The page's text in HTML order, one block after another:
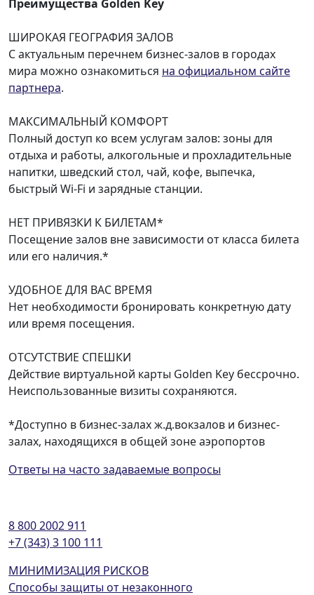
Преимущества Golden Key
ШИРОКАЯ ГЕОГРАФИЯ ЗАЛОВ
С актуальным перечнем бизнес-залов в городах
мира можно ознакомиться на официальном сайте
партнера.
МАКСИМАЛЬНЫЙ КОМФОРТ
Полный доступ ко всем услугам залов: зоны для
отдыха и работы, алкогольные и прохладительные
напитки, шведский стол, чай, кофе, выпечка,
быстрый Wi-Fi и зарядные станции.
НЕТ ПРИВЯЗКИ К БИЛЕТАМ*
Посещение залов вне зависимости от класса билета
или его наличия.*
УДОБНОЕ ДЛЯ ВАС ВРЕМЯ
Нет необходимости бронировать конкретную дату
или время посещения.
ОТСУТСТВИЕ СПЕШКИ
Действие виртуальной карты Golden Key бессрочно.
Неиспользованные визиты сохраняются.
*Доступно в бизнес-залах ж.д.вокзалов и бизнес-
залах, находящихся в общей зоне аэропортов
Ответы на часто задаваемые вопросы
8 800 2002 911
+7 (343) 3 100 111
МИНИМИЗАЦИЯ РИСКОВ
Способы защиты от незаконного